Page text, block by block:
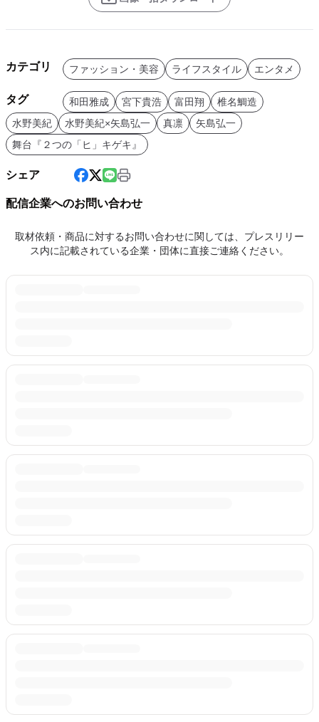
カテゴリ ファッション・美容 ライフスタイル エンタメ
タグ 和田雅成 宮下貴浩 富田翔
椎名鯛造
水野美紀
水野美紀×矢島弘一 真凛
矢島弘一
舞台『２つの「ヒ」キゲキ』
シェア
配信企業へのお問い合わせ
取材依頼・商品に対するお問い合わせに関しては、プレスリリー
ス内に記載されている企業・団体に直接ご連絡ください。